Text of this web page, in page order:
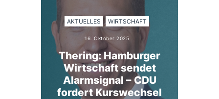
AKTUELLES WIRTSCHAFT
16. Oktober 2025
Thering: Hamburger
Wirtschaft sendet
Alarmsignal – CDU
fordert Kurswechsel